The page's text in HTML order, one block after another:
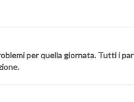
per quella giornata. Tutti i